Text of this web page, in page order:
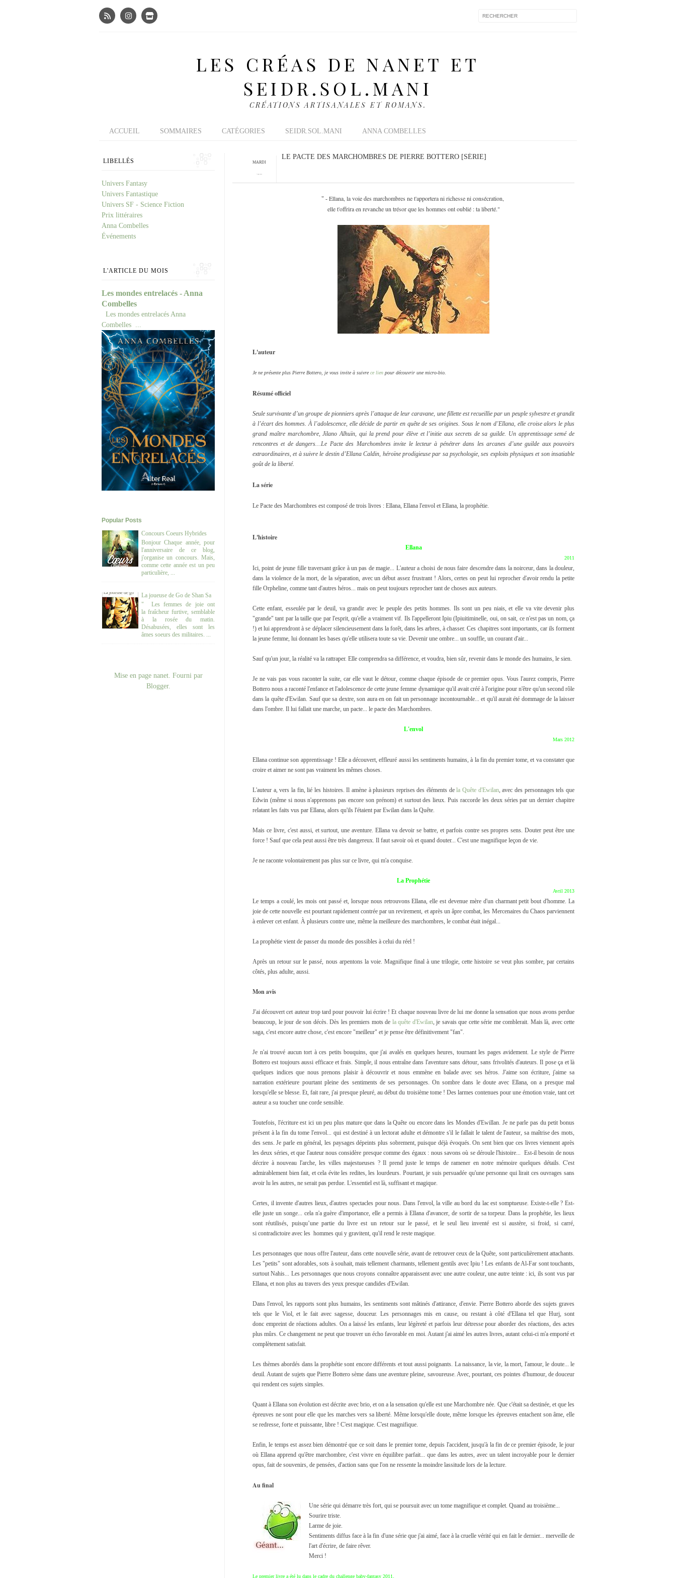
LES CRÉAS DE NANET ET
SEIDR.SOL.MANI
CRÉATIONS ARTISANALES ET ROMANS.
ACCUEIL SOMMAIRES CATÉGORIES SEIDR.SOL.MANI ANNA COMBELLES
MARDI
LE PACTE DES MARCHOMBRES DE PIERRE BOTTERO [SÉRIE]
" - Ellana, la voie des marchombres ne t'apportera ni richesse ni consécration,
elle t'offrira en revanche un trésor que les hommes ont oublié : ta liberté."
L'auteur
Je ne présente plus Pierre Bottero, je vous invite à suivre ce lien pour découvrir une micro-bio.
Résumé officiel
Seule survivante d’un groupe de pionniers après l’attaque de leur caravane, une fillette est recueillie par un peuple sylvestre et grandit
à l’écart des hommes. À l’adolescence, elle décide de partir en quête de ses origines. Sous le nom d’Ellana, elle croise alors le plus
grand maître marchombre, Jilano Alhuïn, qui la prend pour élève et l’initie aux secrets de sa guilde. Un apprentissage semé de
rencontres et de dangers…Le Pacte des Marchombres invite le lecteur à pénétrer dans les arcanes d’une guilde aux pouvoirs
extraordinaires, et à suivre le destin d’Ellana Caldin, héroïne prodigieuse par sa psychologie, ses exploits physiques et son insatiable
goût de la liberté.
La série
Le Pacte des Marchombres est composé de trois livres : Ellana, Ellana l'envol et Ellana, la prophétie.
L'histoire
Ellana
2011
Ici, point de jeune fille traversant grâce à un pas de magie... L'auteur a choisi de nous faire descendre dans la noirceur, dans la douleur,
dans la violence de la mort, de la séparation, avec un début assez frustrant ! Alors, certes on peut lui reprocher d'avoir rendu la petite
fille Orpheline, comme tant d'autres héros... mais on peut toujours reprocher tant de choses aux auteurs.
Cette enfant, esseulée par le deuil, va grandir avec le peuple des petits hommes. Ils sont un peu niais, et elle va vite devenir plus
"grande" tant par la taille que par l'esprit, qu'elle a vraiment vif. Ils l'appelleront Ipiu (Ipiuitiminelle, oui, on sait, ce n'est pas un nom, ça
!) et lui apprendront à se déplacer silencieusement dans la forêt, dans les arbres, à chasser. Ces chapitres sont importants, car ils forment
la jeune femme, lui donnant les bases qu'elle utilisera toute sa vie. Devenir une ombre... un souffle, un courant d'air...
Sauf qu'un jour, la réalité va la rattraper. Elle comprendra sa différence, et voudra, bien sûr, revenir dans le monde des humains, le sien.
Je ne vais pas vous raconter la suite, car elle vaut le détour, comme chaque épisode de ce premier opus. Vous l'aurez compris, Pierre
Bottero nous a raconté l'enfance et l'adolescence de cette jeune femme dynamique qu'il avait créé à l'origine pour n'être qu'un second rôle
dans la quête d'Ewilan. Sauf que sa dextre, son aura en on fait un personnage incontournable... et qu'il aurait été dommage de la laisser
dans l'ombre. Il lui fallait une marche, un pacte... le pacte des Marchombres.
L'envol
Mars 2012
Ellana continue son apprentissage ! Elle a découvert, effleuré aussi les sentiments humains, à la fin du premier tome, et va constater que
croire et aimer ne sont pas vraiment les mêmes choses.
L'auteur a, vers la fin, lié les histoires. Il amène à plusieurs reprises des éléments dela Quête d'Ewilan, avec des personnages tels que
Edwin (même si nous n'apprenons pas encore son prénom) et surtout des lieux. Puis raccorde les deux séries par un dernier chapitre
relatant les faits vus par Ellana, alors qu'ils l'étaient par Ewilan dans la Quête.
Mais ce livre, c'est aussi, et surtout, une aventure. Ellana va devoir se battre, et parfois contre ses propres sens. Douter peut être une
force ! Sauf que cela peut aussi être très dangereux. Il faut savoir où et quand douter... C'est une magnifique leçon de vie.
Je ne raconte volontairement pas plus sur ce livre, qui m'a conquise.
La Prophétie
Avril 2013
Le temps a coulé, les mois ont passé et, lorsque nous retrouvons Ellana, elle est devenue mère d'un charmant petit bout d'homme. La
joie de cette nouvelle est pourtant rapidement contrée par un revirement, et après un âpre combat, les Mercenaires du Chaos parviennent
à enlever cet enfant. À plusieurs contre une, même la meilleure des marchombres, le combat était inégal...
La prophétie vient de passer du monde des possibles à celui du réel !
Après un retour sur le passé, nous arpentons la voie. Magnifique final à une trilogie, cette histoire se veut plus sombre, par certains
côtés, plus adulte, aussi.
Mon avis
J'ai découvert cet auteur trop tard pour pouvoir lui écrire ! Et chaque nouveau livre de lui me donne la sensation que nous avons perdue
beaucoup, le jour de son décès. Dès les premiers mots de la quête d'Ewilan, je savais que cette série me comblerait. Mais là, avec cette
saga, c'est encore autre chose, c'est encore "meilleur" et je pense être définitivement "fan".
Je n'ai trouvé aucun tort à ces petits bouquins, que j'ai avalés en quelques heures, tournant les pages avidement. Le style de Pierre
Bottero est toujours aussi efficace et frais. Simple, il nous entraîne dans l'aventure sans détour, sans frivolités d'auteurs. Il pose ça et là
quelques indices que nous prenons plaisir à découvrir et nous emmène en balade avec ses héros. J'aime son écriture, j'aime sa
narration extérieure pourtant pleine des sentiments de ses personnages. On sombre dans le doute avec Ellana, on a presque mal
lorsqu'elle se blesse. Et, fait rare, j'ai presque pleuré, au début du troisième tome ! Des larmes contenues pour une émotion vraie, tant cet
auteur a su toucher une corde sensible.
Toutefois, l'écriture est ici un peu plus mature que dans la Quête ou encore dans les Mondes d'Ewillan. Je ne parle pas du petit bonus
présent à la fin du tome l'envol... qui est destiné à un lectorat adulte et démontre s'il le fallait le talent de l'auteur, sa maîtrise des mots,
des sens. Je parle en général, les paysages dépeints plus sobrement, puisque déjà évoqués. On sent bien que ces livres viennent après
les deux séries, et que l'auteur nous considère presque comme des égaux : nous savons où se déroule l'histoire... Est-il besoin de nous
décrire à nouveau l'arche, les villes majestueuses ? Il prend juste le temps de ramener en notre mémoire quelques détails. C'est
admirablement bien fait, et cela évite les redites, les lourdeurs. Pourtant, je suis persuadée qu'une personne qui lirait ces ouvrages sans
avoir lu les autres, ne serait pas perdue. L'essentiel est là, suffisant et magique.
Certes, il invente d'autres lieux, d'autres spectacles pour nous. Dans l'envol, la ville au bord du lac est somptueuse. Existe-t-elle ? Est-
elle juste un songe... cela n'a guère d'importance, elle a permis à Ellana d'avancer, de sortir de sa torpeur. Dans la prophétie, les lieux
sont réutilisés, puisqu’une partie du livre est un retour sur le passé, et le seul lieu inventé est si austère, si froid, si carré,
si contradictoire avec les hommes qui y gravitent, qu'il rend le reste magique.
Les personnages que nous offre l'auteur, dans cette nouvelle série, avant de retrouver ceux de la Quête, sont particulièrement attachants.
Les "petits" sont adorables, sots à souhait, mais tellement charmants, tellement gentils avec Ipiu ! Les enfants de Al-Far sont touchants,
surtout Nahis... Les personnages que nous croyons connaître apparaissent avec une autre couleur, une autre teinte : ici, ils sont vus par
Ellana, et non plus au travers des yeux presque candides d'Ewilan.
Dans l'envol, les rapports sont plus humains, les sentiments sont mâtinés d'attirance, d'envie. Pierre Bottero aborde des sujets graves
tels que le Viol, et le fait avec sagesse, douceur. Les personnages mis en cause, ou restant à côté d'Ellana tel que Hurj, sont
donc empreint de réactions adultes. On a laissé les enfants, leur légèreté et parfois leur détresse pour aborder des réactions, des actes
plus mûrs. Ce changement ne peut que trouver un écho favorable en moi. Autant j'ai aimé les autres livres, autant celui-ci m'a emporté et
complètement satisfait.
Les thèmes abordés dans la prophétie sont encore différents et tout aussi poignants. La naissance, la vie, la mort, l'amour, le doute... le
deuil. Autant de sujets que Pierre Bottero sème dans une aventure pleine, savoureuse. Avec, pourtant, ces pointes d'humour, de douceur
qui rendent ces sujets simples.
Quant à Ellana son évolution est décrite avec brio, et on a la sensation qu'elle est une Marchombre née. Que c'était sa destinée, et que les
épreuves ne sont pour elle que les marches vers sa liberté. Même lorsqu'elle doute, même lorsque les épreuves entachent son âme, elle
se redresse, forte et puissante, libre ! C'est magique. C'est magnifique.
Enfin, le temps est assez bien démontré que ce soit dans le premier tome, depuis l'accident, jusqu'à la fin de ce premier épisode, le jour
où Ellana apprend qu'être marchombre, c'est vivre en équilibre parfait... que dans les autres, avec un talent incroyable pour le dernier
opus, fait de souvenirs, de pensées, d'action sans que l'on ne ressente la moindre lassitude lors de la lecture.
Au final
Une série qui démarre très fort, qui se poursuit avec un tome magnifique et complet. Quand au troisième...
Sourire triste.
Larme de joie.
Sentiments diffus face à la fin d'une série que j'ai aimé, face à la cruelle vérité qui en fait le dernier... merveille de
l'art d'écrire, de faire rêver.
Merci !
Le premier livre a été lu dans le cadre du challenge baby-fantasy 2011 .
LIBELLÉS
Univers Fantasy
Univers Fantastique
Univers SF - Science Fiction
Prix littéraires
Anna Combelles
Événements
L'ARTICLE DU MOIS
Les mondes entrelacés - Anna
Combelles
Les mondes entrelacés Anna
Combelles ...
Popular Posts
Concours Coeurs Hybrides
Bonjour Chaque année, pour
l'anniversaire de ce blog,
j'organise un concours. Mais,
comme cette année est un peu
particulière, ...
La joueuse de Go de Shan Sa
" Les femmes de joie ont
la fraîcheur furtive, semblable
à la rosée du matin.
Désabusées, elles sont les
âmes soeurs des militaires. ...
Mise en page nanet. Fourni par
Blogger.